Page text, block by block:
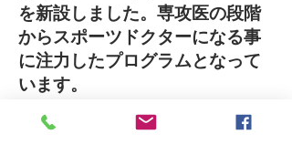
を新設しました。専攻医の段階
からスポーツドクターになる事
に注力したプログラムとなって
います。